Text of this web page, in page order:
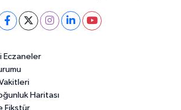
Eczaneler
Haritası
Fikstür